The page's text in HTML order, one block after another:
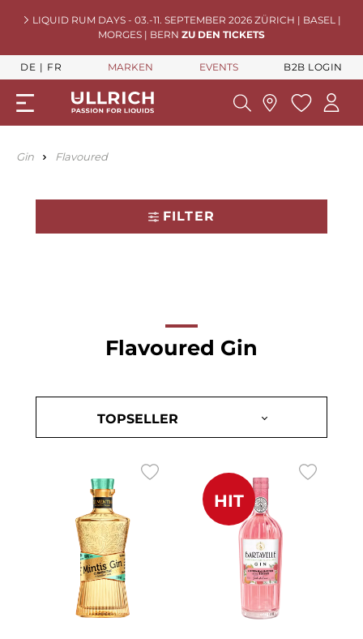
LIQUID RUM DAYS - 03.-11. SEPTEMBER 2026 ZÜRICH | BASEL |
MORGES | BERN ZU DEN TICKETS
DE FR MARKEN EVENTS B2B LOGIN
Gin Flavoured
FILTER
Flavoured Gin
HIT